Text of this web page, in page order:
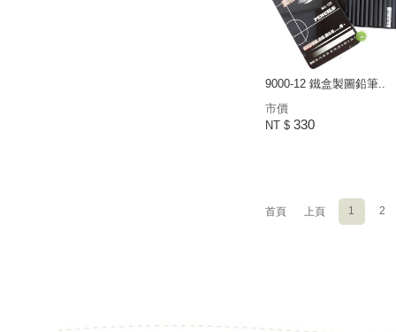
9000-12 鐵盒製圖鉛筆..
市價
NT $ 330
首頁 上頁 1 2